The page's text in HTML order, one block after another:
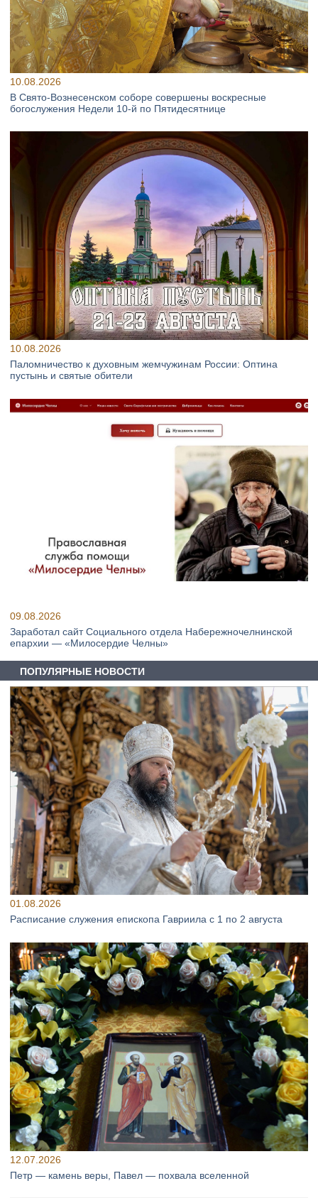
10.08.2026
В Свято‑Вознесенском соборе совершены воскресные
богослужения Недели 10‑й по Пятидесятнице
10.08.2026
Паломничество к духовным жемчужинам России: Оптина
пустынь и святые обители
09.08.2026
Заработал сайт Социального отдела Набережночелнинской
епархии — «Милосердие Челны»
ПОПУЛЯРНЫЕ НОВОСТИ
01.08.2026
Расписание служения епископа Гавриила с 1 по 2 августа
12.07.2026
Петр — камень веры, Павел — похвала вселенной